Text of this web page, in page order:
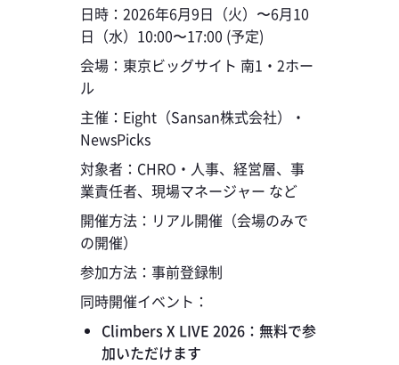
日時：2026年6月9日（火）〜6月10
日（水）10:00〜17:00 (予定)
会場：東京ビッグサイト 南1・2ホー
ル
主催：Eight（Sansan株式会社）・
NewsPicks
対象者：CHRO・人事、経営層、事
業責任者、現場マネージャー など
開催方法：リアル開催（会場のみで
の開催）
参加方法：事前登録制
同時開催イベント：
Climbers X LIVE 2026：無料で参
加いただけます